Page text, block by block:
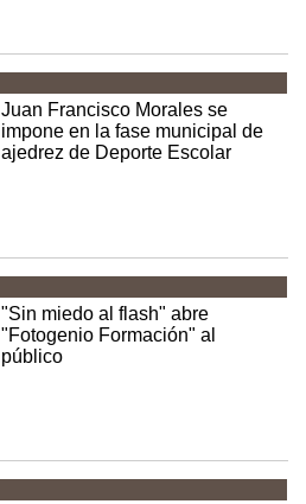
Juan Francisco Morales se
impone en la fase municipal de
ajedrez de Deporte Escolar
"Sin miedo al flash" abre
"Fotogenio Formación" al
público